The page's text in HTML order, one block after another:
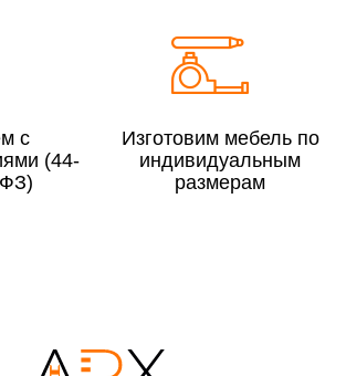
дни и вечернее время:
с
(44-
Изготовим мебель по
индивидуальным
размерам